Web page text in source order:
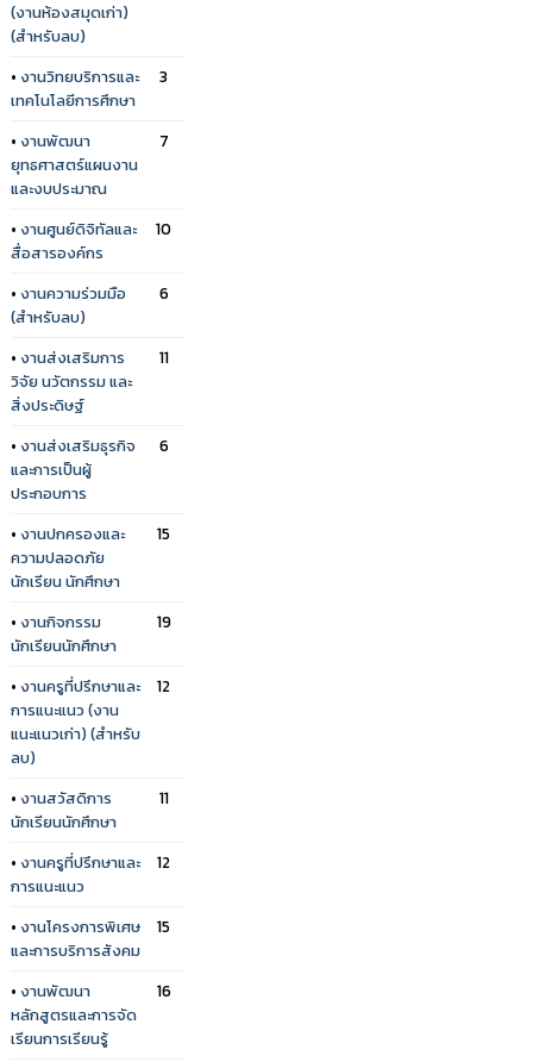
(งานห้องสมุดเก่า)
(สำหรับลบ)
• งานวิทยบริการและ
เทคโนโลยีการศึกษา
3
• งานพัฒนา
ยุทธศาสตร์แผนงาน
และงบประมาณ
7
• งานศูนย์ดิจิทัลและ
สื่อสารองค์กร
10
• งานความร่วมมือ
(สำหรับลบ)
6
• งานส่งเสริมการ
วิจัย นวัตกรรม และ
สิ่งประดิษฐ์
11
• งานส่งเสริมธุรกิจ
และการเป็นผู้
ประกอบการ
6
• งานปกครองและ
ความปลอดภัย
นักเรียน นักศึกษา
15
• งานกิจกรรม
นักเรียนนักศึกษา
19
• งานครูที่ปรึกษาและ
การแนะแนว (งาน
แนะแนวเก่า) (สำหรับ
ลบ)
12
• งานสวัสดิการ
นักเรียนนักศึกษา
11
• งานครูที่ปรึกษาและ
การแนะแนว
12
• งานโครงการพิเศษ
และการบริการสังคม
15
• งานพัฒนา
หลักสูตรและการจัด
เรียนการเรียนรู้
16